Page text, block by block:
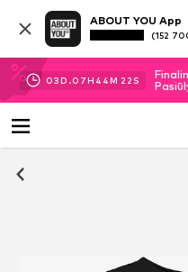
ABOUT YOU App
(152
03D.07H 44M 21 S